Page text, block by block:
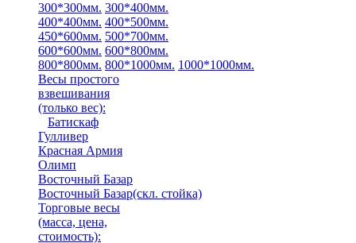
300*300мм. 300*400мм.
400*400мм. 400*500мм.
450*600мм. 500*700мм.
600*600мм. 600*800мм.
800*800мм. 800*1000мм. 1000*1000мм.
Весы простого
взвешивания
(только вес):
Батискаф
Гулливер
Красная Армия
Олимп
Восточный Базар
Восточный Базар(скл. стойка)
Торговые весы
(масса, цена,
стоимость):